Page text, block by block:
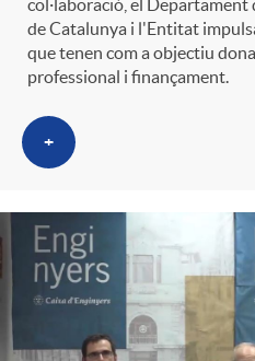
col·laboració, el
de Catalunya i l'Entitat
que tenen com a objectiu
professional i finançament.
+